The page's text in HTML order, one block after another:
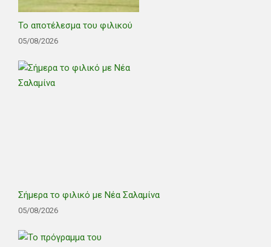
Το αποτέλεσμα του φιλικού
05/08/2026
Σήμερα το φιλικό με Νέα Σαλαμίνα
05/08/2026